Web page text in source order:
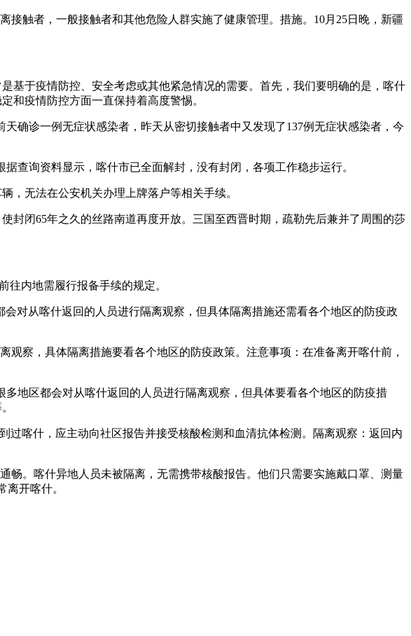
接触者，一般接触者和其他危险人群实施了健康管理。措施。10月25日晚，新疆
基于疫情防控、安全考虑或其他紧急情况的需要。首先，我们要明确的是，喀什
和疫情防控方面一直保持着高度警惕。
确诊一例无症状感染者，昨天从密切接触者中又发现了137例无症状感染者，今
查询资料显示，喀什市已全面解封，没有封闭，各项工作稳步运行。
，无法在公安机关办理上牌落户等相关手续。
封闭65年之久的丝路南道再度开放。三国至西晋时期，疏勒先后兼并了周围的莎
往内地需履行报备手续的规定。
对从喀什返回的人员进行隔离观察，但具体隔离措施还需看各个地区的防疫政
察，具体隔离措施要看各个地区的防疫政策。注意事项：在准备离开喀什前，
地区都会对从喀什返回的人员进行隔离观察，但具体要看各个地区的防疫措
过喀什，应主动向社区报告并接受核酸检测和血清抗体检测。隔离观察：返回内
畅。喀什异地人员未被隔离，无需携带核酸报告。他们只需要实施戴口罩、测量
开喀什。